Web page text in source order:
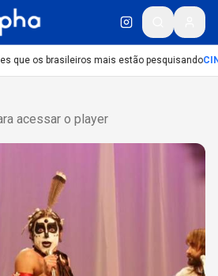
que os brasileiros mais estão pesquisando
acessar o player